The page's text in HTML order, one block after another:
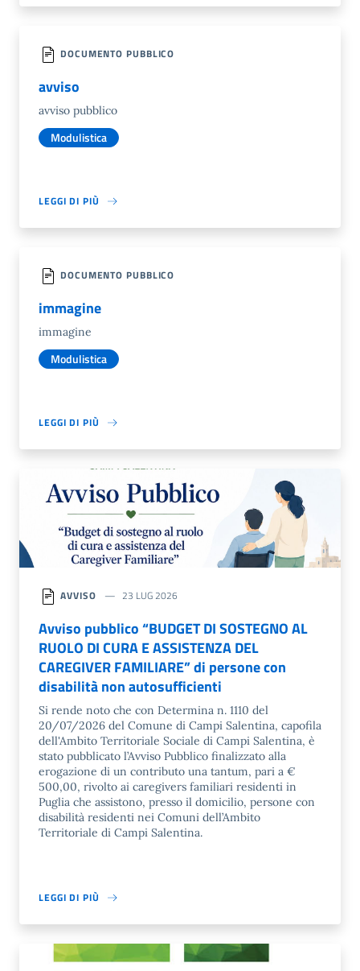
DOCUMENTO PUBBLICO
avviso
avviso pubblico
Modulistica
LEGGI DI PIÙ
DOCUMENTO PUBBLICO
immagine
immagine
Modulistica
LEGGI DI PIÙ
AVVISO 23 LUG 2026
Avviso pubblico “BUDGET DI SOSTEGNO AL
RUOLO DI CURA E ASSISTENZA DEL
CAREGIVER FAMILIARE” di persone con
disabilità non autosufficienti
Si rende noto che con Determina n. 1110 del
20/07/2026 del Comune di Campi Salentina, capofila
dell'Ambito Territoriale Sociale di Campi Salentina, è
stato pubblicato l’Avviso Pubblico finalizzato alla
erogazione di un contributo una tantum, pari a €
500,00, rivolto ai caregivers familiari residenti in
Puglia che assistono, presso il domicilio, persone con
disabilità residenti nei Comuni dell’Ambito
Territoriale di Campi Salentina.
LEGGI DI PIÙ